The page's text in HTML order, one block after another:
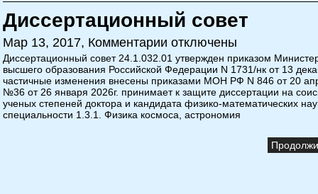
Диссертационный совет
Мар 13, 2017, Комментарии отключены
Диссертационный совет 24.1.032.01 утвержден приказом
высшего образования Российской Федерации N 1731/нк от 13
частичные изменения внесены приказами МОН РФ N 846 от 20
№36 от 26 января 2026г. принимает к защите диссертации на
ученых степеней доктора и кандидата физико-математических
специальности 1.3.1. Физика космоса, астрономия